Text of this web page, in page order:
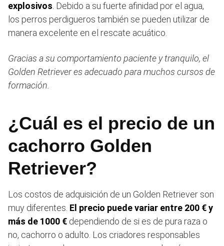
explosivos. Debido a su fuerte afinidad por el agua,
los perros perdigueros también se pueden utilizar de
manera excelente en el rescate acuático.
Gracias a su comportamiento paciente y tranquilo, el
Golden Retriever es adecuado para muchos cursos de
formación.
¿Cuál es el precio de un
cachorro Golden
Retriever?
Los costos de adquisición de un Golden Retriever son
muy diferentes. El precio puede variar entre 200 € y
más de 1000 € dependiendo de si es de pura raza o
no, cachorro o adulto. Los criadores responsables